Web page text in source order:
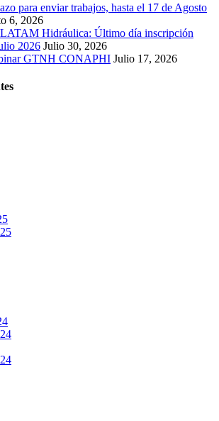
para enviar trabajos, hasta el 17 de Agosto
6, 2026
LATAM Hidráulica: Último día inscripción
2026 Julio 30, 2026
GTNH CONAPHI Julio 17, 2026